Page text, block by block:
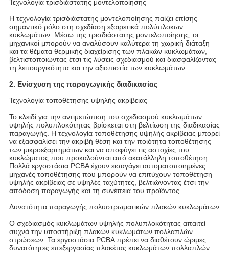
Τεχνολογία τρισδιάστατης μοντελοποίησης
Η τεχνολογία τρισδιάστατης μοντελοποίησης παίζει επίσης
σημαντικό ρόλο στη σχεδίαση εξαιρετικά πολύπλοκων
κυκλωμάτων. Μέσω της τρισδιάστατης μοντελοποίησης, οι
μηχανικοί μπορούν να αναλύσουν καλύτερα τη χωρική διάταξη
και τα θέματα θερμικής διαχείρισης των πλακών κυκλωμάτων,
βελτιστοποιώντας έτσι τις λύσεις σχεδιασμού και διασφαλίζοντας
τη λειτουργικότητα και την αξιοπιστία των κυκλωμάτων.
2. Ενίσχυση της παραγωγικής διαδικασίας
Τεχνολογία τοποθέτησης υψηλής ακρίβειας
Το κλειδί για την αντιμετώπιση του σχεδιασμού κυκλωμάτων
υψηλής πολυπλοκότητας βρίσκεται στη βελτίωση της διαδικασίας
παραγωγής. Η τεχνολογία τοποθέτησης υψηλής ακρίβειας μπορεί
να εξασφαλίσει την ακριβή θέση και την ποιότητα τοποθέτησης
των μικροεξαρτημάτων και να αποφύγει τις αστοχίες του
κυκλώματος που προκαλούνται από ακατάλληλη τοποθέτηση.
Πολλά εργοστάσια PCBA έχουν εισαγάγει αυτοματοποιημένες
μηχανές τοποθέτησης που μπορούν να επιτύχουν τοποθέτηση
υψηλής ακρίβειας σε υψηλές ταχύτητες, βελτιώνοντας έτσι την
απόδοση παραγωγής και τη συνέπεια του προϊόντος.
Δυνατότητα παραγωγής πολυστρωματικών πλακών κυκλωμάτων
Ο σχεδιασμός κυκλωμάτων υψηλής πολυπλοκότητας απαιτεί
συχνά την υποστήριξη πλακών κυκλωμάτων πολλαπλών
στρώσεων. Τα εργοστάσια PCBA πρέπει να διαθέτουν ώριμες
δυνατότητες επεξεργασίας πλακέτας κυκλωμάτων πολλαπλών